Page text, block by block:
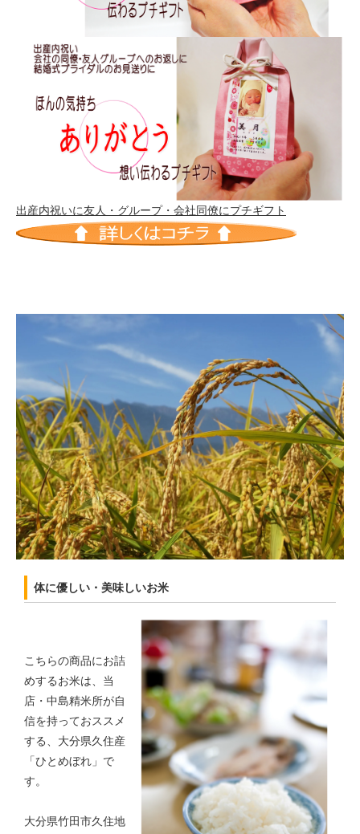
出産内祝いに友人・グループ・会社同僚にプチギフト
体に優しい・美味しいお米
こちらの商品にお詰
めするお米は、当
店・中島精米所が自
信を持っておススメ
する、大分県久住産
「ひとめぼれ」で
す。
大分県竹田市久住地